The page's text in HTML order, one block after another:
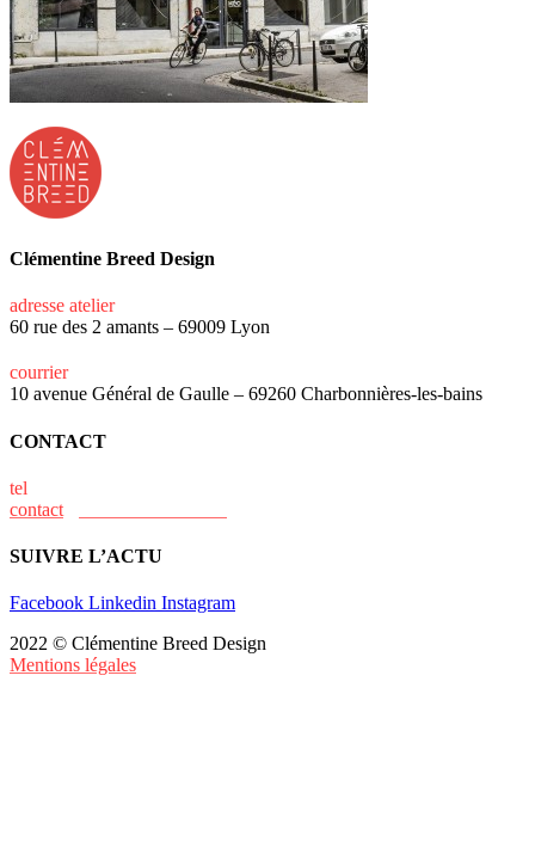
Clémentine Breed Design
adresse atelier
60 rue des 2 amants – 69009 Lyon
courrier
10 avenue Général de Gaulle – 69260 Charbonnières-les-bains
CONTACT
tel
contact
SUIVRE L’ACTU
Facebook Linkedin Instagram
2022 © Clémentine Breed Design
Mentions légales